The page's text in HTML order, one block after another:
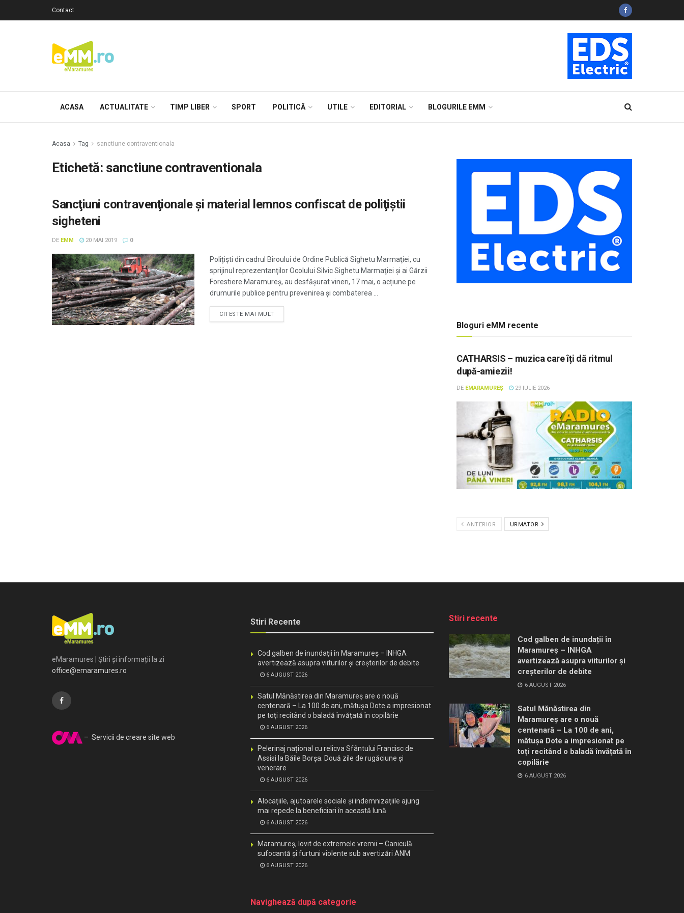
Contact
ACASA ACTUALITATE TIMP LIBER SPORT POLITICĂ UTILE EDITORIAL BLOGURILE EMM
Acasa Tag sanctiune contraventionala
Etichetă: sanctiune contraventionala
Sancţiuni contravenţionale şi material lemnos confiscat de poliţiştii
sigheteni
DE EMM 20 MAI 2019 0
Polițiști din cadrul Biroului de Ordine Publică Sighetu Marmaţiei, cu
sprijinul reprezentanţilor Ocolului Silvic Sighetu Marmaţiei şi ai Gărzii
Forestiere Maramureş, au desfășurat vineri, 17 mai, o acțiune pe
drumurile publice pentru prevenirea și combaterea ...
CITESTE MAI MULT
Bloguri eMM recente
CATHARSIS – muzica care îți dă ritmul
după-amiezii!
DE EMARAMUREȘ 29 IULIE 2026
ANTERIOR URMATOR
eMaramures | Știri și informații la zi
office@emaramures.ro
– Servicii de creare site web
Stiri Recente
Cod galben de inundații în Maramureș – INHGA
avertizează asupra viiturilor și creșterilor de debite
6 AUGUST 2026
Satul Mănăstirea din Maramureș are o nouă
centenară – La 100 de ani, mătușa Dote a impresionat
pe toți recitând o baladă învățată în copilărie
6 AUGUST 2026
Pelerinaj național cu relicva Sfântului Francisc de
Assisi la Băile Borșa. Două zile de rugăciune și
venerare
6 AUGUST 2026
Alocațiile, ajutoarele sociale și indemnizațiile ajung
mai repede la beneficiari în această lună
6 AUGUST 2026
Maramureș, lovit de extremele vremii – Caniculă
sufocantă și furtuni violente sub avertizări ANM
6 AUGUST 2026
Navighează după categorie
Stiri recente
Cod galben de inundații în
Maramureș – INHGA
avertizează asupra viiturilor și
creșterilor de debite
6 AUGUST 2026
Satul Mănăstirea din
Maramureș are o nouă
centenară – La 100 de ani,
mătușa Dote a impresionat pe
toți recitând o baladă învățată în
copilărie
6 AUGUST 2026